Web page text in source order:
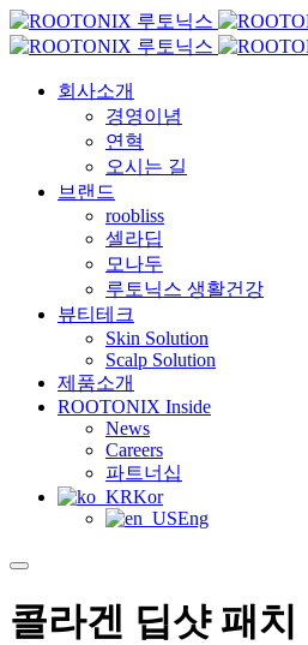
회사소개
경영이념
연혁
오시는 길
브랜드
roobliss
셀라딥
모나두
루토닉스 생활건강
뷰티테크
Skin Solution
Scalp Solution
제품소개
ROOTONIX Inside
News
Careers
파트너십
Kor
Eng
콜라겐 딥샷 패치